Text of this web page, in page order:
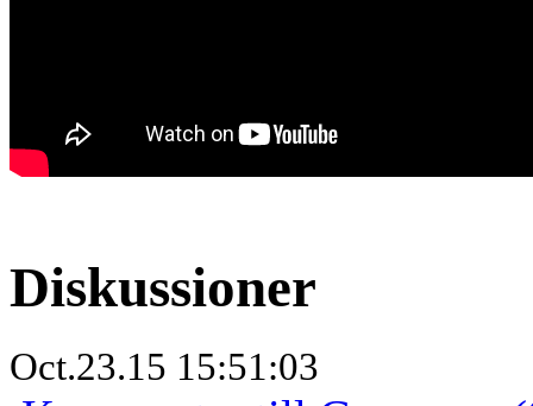
Diskussioner
Oct.23.15 15:51:03